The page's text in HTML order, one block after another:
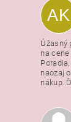
AK
Úžasný
na
naozaj
nákup.